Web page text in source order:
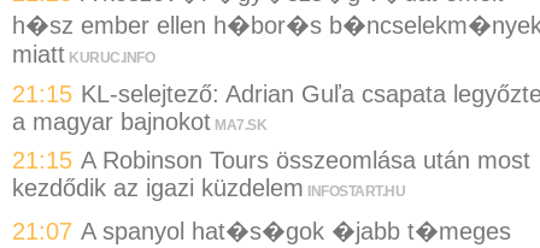
h�sz ember ellen h�bor�s
miatt KURUC.INFO
21:15 KL-selejtező: Adrian Guľa csapata
a magyar bajnokot MA7.SK
21:15 A Robinson Tours összeomlása után most
kezdődik az igazi küzdelem
INFOSTART.HU
21:07 A spanyol hat�s�gok �jabb t�meges